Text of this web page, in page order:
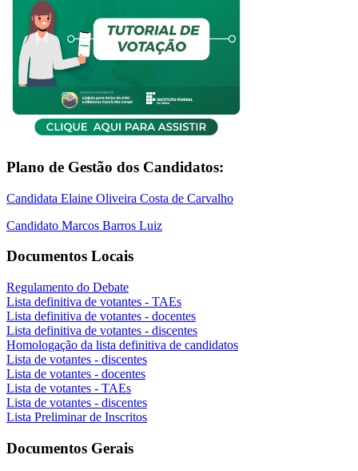
Plano de Gestão dos Candidatos:
Candidata Elaine Oliveira Costa de Carvalho
Candidato Marcos Barros Luiz
Documentos Locais
Regulamento do Debate
Lista definitiva de votantes - TAEs
Lista definitiva de votantes - docentes
Lista definitiva de votantes - discentes
Homologação da lista definitiva de candidatos
Lista de votantes - discentes
Lista de votantes - docentes
Lista de votantes - TAEs
Lista de votantes - discentes
Lista Preliminar de Inscritos
Documentos Gerais